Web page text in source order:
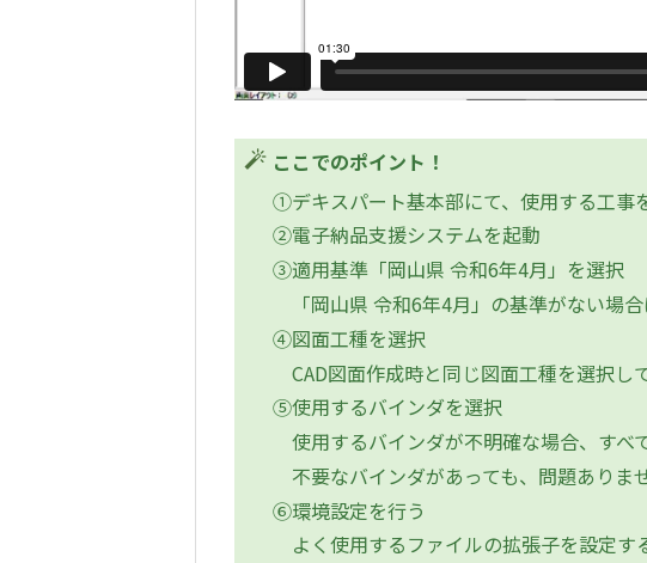
ここでのポイント！
①デキスパート基本部にて、使用する工事
②電子納品支援システムを起動
③適用基準「岡山県 令和6年4月」を選択
「岡山県 令和6年4月」の基準がない場
④図面工種を選択
CAD図面作成時と同じ図面工種を選択し
⑤使用するバインダを選択
使用するバインダが不明確な場合、すべ
不要なバインダがあっても、問題ありま
⑥環境設定を行う
よく使用するファイルの拡張子を設定す